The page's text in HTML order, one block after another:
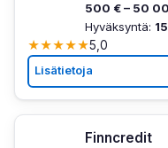
500 € – 50
Hyväksyntä:
★★★★★5,0
Lisätietoja
Finncredit